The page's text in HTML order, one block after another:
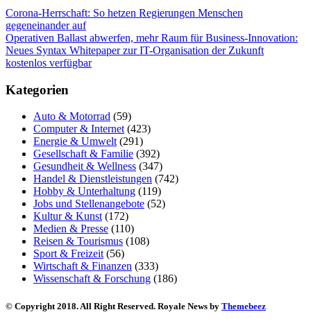
Corona-Herrschaft: So hetzen Regierungen Menschen
gegeneinander auf
Operativen Ballast abwerfen, mehr Raum für Business-Innovation:
Neues Syntax Whitepaper zur IT-Organisation der Zukunft
kostenlos verfügbar
Kategorien
Auto & Motorrad (59)
Computer & Internet (423)
Energie & Umwelt (291)
Gesellschaft & Familie (392)
Gesundheit & Wellness (347)
Handel & Dienstleistungen (742)
Hobby & Unterhaltung (119)
Jobs und Stellenangebote (52)
Kultur & Kunst (172)
Medien & Presse (110)
Reisen & Tourismus (108)
Sport & Freizeit (56)
Wirtschaft & Finanzen (333)
Wissenschaft & Forschung (186)
© Copyright 2018. All Right Reserved. Royale News by Themebeez